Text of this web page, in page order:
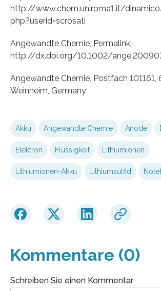
http://www.chem.uniroma1.it/
php?userid=scrosati
Angewandte Chemie, Permalink:
http://dx.doi.org/10.1002/
Angewandte Chemie, Postfach 101161,
Weinheim, Germany
Akku Angewandte Chemie Anode
Elektron Flüssigkeit Lithiumionen
Lithiumionen-Akku Lithiumsulfid
Kommentare (0)
Schreiben Sie einen Kommentar